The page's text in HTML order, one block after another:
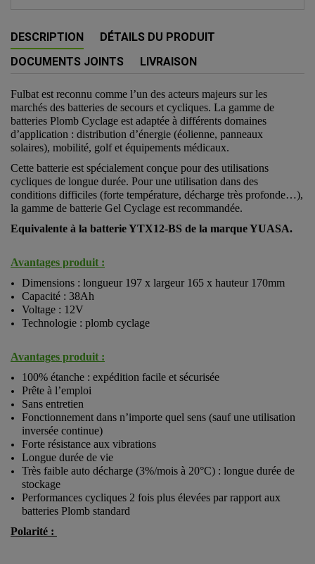
DESCRIPTION
DÉTAILS DU PRODUIT
DOCUMENTS JOINTS
LIVRAISON
Fulbat est reconnu comme l’un des acteurs majeurs sur les
marchés des batteries de secours et cycliques. La gamme de
batteries Plomb Cyclage est adaptée à différents domaines
d’application : distribution d’énergie (éolienne, panneaux
solaires), mobilité, golf et équipements médicaux.
Cette batterie est spécialement conçue pour des utilisations
cycliques de longue durée. Pour une utilisation dans des
conditions difficiles (forte température, décharge très profonde…),
la gamme de batterie Gel Cyclage est recommandée.
Equivalente à la batterie YTX12-BS de la marque YUASA.
Avantages produit :
Dimensions : longueur 197 x largeur 165 x hauteur 170mm
Capacité : 38Ah
Voltage : 12V
Technologie : plomb cyclage
Avantages produit :
100% étanche : expédition facile et sécurisée
Prête à l’emploi
Sans entretien
Fonctionnement dans n’importe quel sens (sauf une utilisation
inversée continue)
Forte résistance aux vibrations
Longue durée de vie
Très faible auto décharge (3%/mois à 20°C) : longue durée de
stockage
Performances cycliques 2 fois plus élevées par rapport aux
batteries Plomb standard
Polarité :